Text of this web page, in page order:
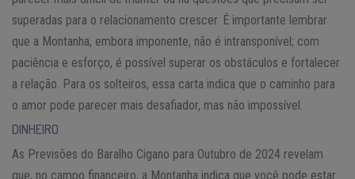
superadas para o relacionamento crescer. É importante lembrar
que a Montanha, embora imponente, não é intransponível; com
paciência e esforço, é possível superar os obstáculos e fortalecer
a relação. Para os solteiros, essa carta indica que o caminho para
o amor pode parecer mais desafiador, mas não impossível.
DINHEIRO
As Previsões do Baralho Cigano para Outubro de 2024 revelam
que, no campo financeiro, a Montanha indica que você pode estar